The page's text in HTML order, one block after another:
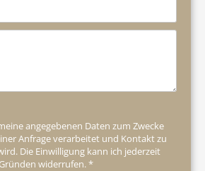
angegebenen Daten zum Zwecke
Anfrage verarbeitet und Kontakt zu
Die Einwilligung kann ich jederzeit
widerrufen. *